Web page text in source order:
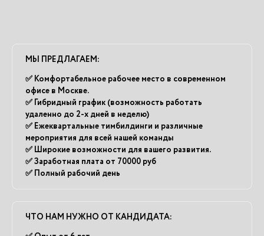
МЫ ПРЕДЛАГАЕМ:
✅ Комфортабельное рабочее место в современном
офисе в Москве.
✅ Гибридный график (возможность работать
удаленно до 2-х дней в неделю)
✅ Ежеквартальные тимбилдинги и различные
мероприятия для всей нашей команды
✅ Широкие возможности для вашего развития.
✅ Заработная плата от 70000 руб
✅ Полный рабочий день
ЧТО НАМ НУЖНО ОТ КАНДИДАТА: